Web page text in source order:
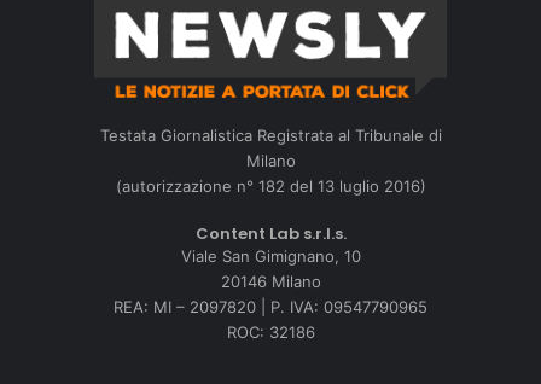
Testata Giornalistica Registrata al Tribunale di
Milano
(autorizzazione n° 182 del 13 luglio 2016)
Content Lab s.r.l.s.
Viale San Gimignano, 10
20146 Milano
REA: MI – 2097820 | P. IVA: 09547790965
ROC: 32186